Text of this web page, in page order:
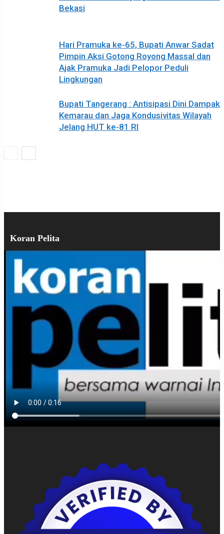
Bekasi
Hari Pramuka ke-65, Bupati Anwar Sadat
Pimpin Aksi Gotong Royong Massal dan
Ajak Pramuka Jadi Pelopor Peduli
Lingkungan
Bupati Tangerang : Antisipasi Dini Dampak
Kemarau dan Jaga Kondusivitas Wilayah
Jelang HUT ke-81 RI
Koran Pelita